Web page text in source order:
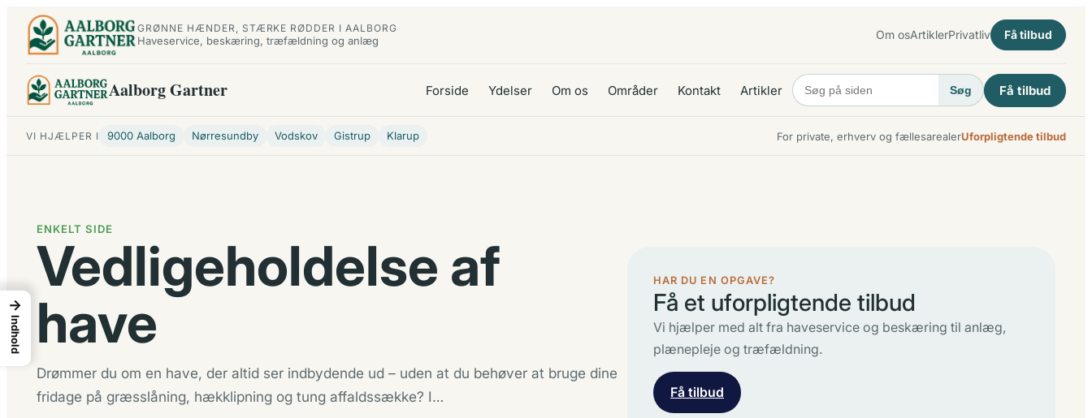
Spring
GRØNNE HÆNDER, STÆRKE RØDDER I AALBORG
Haveservice, beskæring, træfældning og anlæg Om osArtiklerPrivatliv Få tilbud
Aalborg Gartner Forside Ydelser Om os Områder Kontakt Artikler Søg Få tilbud
VI HJÆLPER I 9000 Aalborg Nørresundby Vodskov Gistrup Klarup For private, erhverv og fællesarealerUforpligtende tilbud
ENKELT SIDE
Vedligeholdelse af
have
Drømmer du om en have, der altid ser indbydende ud – uden at du behøver at bruge dine
fridage på græsslåning, hækklipning og tung affaldssække? I…
HAR DU EN OPGAVE?
Få et uforpligtende tilbud
Vi hjælper med alt fra haveservice og beskæring til anlæg,
plænepleje og træfældning.
Få tilbud
→
Indhold